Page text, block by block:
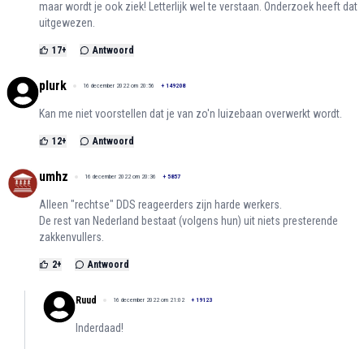
maar wordt je ook ziek! Letterlijk wel te verstaan. Onderzoek heeft dat
uitgewezen.
17+ Antwoord
plurk 16 december 2022 om 20:56 + 149208
Kan me niet voorstellen dat je van zo'n luizebaan overwerkt wordt.
12+ Antwoord
umhz 16 december 2022 om 20:36 + 5857
Alleen "rechtse" DDS reageerders zijn harde werkers.
De rest van Nederland bestaat (volgens hun) uit niets presterende
zakkenvullers.
2+ Antwoord
Ruud 16 december 2022 om 21:02 + 19123
Inderdaad!